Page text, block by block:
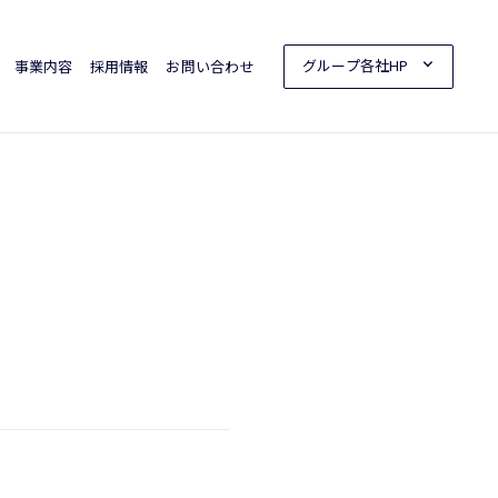
事業内容 採用情報 お問い合わせ グループ各社HP